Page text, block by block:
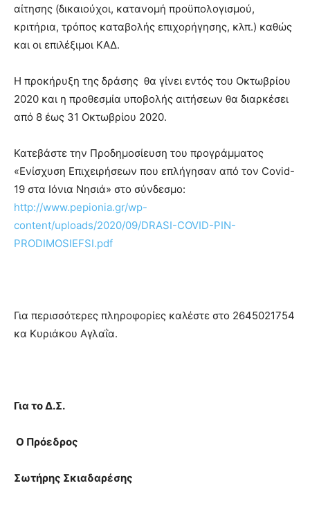
αίτησης (δικαιούχοι, κατανομή προϋπολογισμού,
κριτήρια, τρόπος καταβολής επιχορήγησης, κλπ.) καθώς
και οι επιλέξιμοι ΚΑΔ.
Η προκήρυξη της δράσης θα γίνει εντός του Οκτωβρίου
2020 και η προθεσμία υποβολής αιτήσεων θα διαρκέσει
από 8 έως 31 Οκτωβρίου 2020.
Κατεβάστε την Προδημοσίευση του προγράμματος
«Ενίσχυση Επιχειρήσεων που επλήγησαν από τον Covid-
19 στα Ιόνια Νησιά» στο σύνδεσμο:
http://www.pepionia.gr/wp-
content/uploads/2020/09/DRASI-COVID-PIN-
PRODIMOSIEFSI.pdf
Για περισσότερες πληροφορίες καλέστε στο 2645021754
κα Κυριάκου Αγλαΐα.
Για το Δ.Σ.
Ο Πρόεδρος
Σωτήρης Σκιαδαρέσης